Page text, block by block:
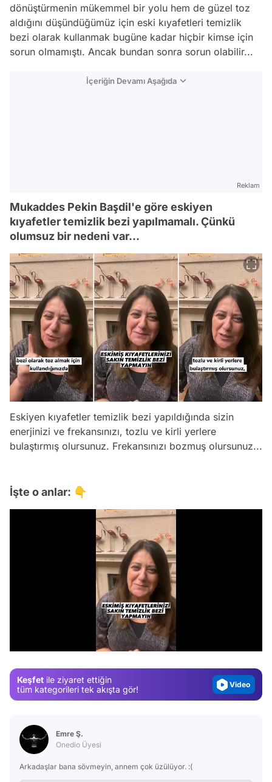
dönüştürmenin mükemmel bir yolu hem de güzel toz
aldığını düşündüğümüz için eski kıyafetleri temizlik
bezi olarak kullanmak bugüne kadar hiçbir kimse için
sorun olmamıştı. Ancak bundan sonra sorun olabilir...
İçeriğin Devamı Aşağıda
Reklam
Mukaddes Pekin Başdil'e göre eskiyen
kıyafetler temizlik bezi yapılmamalı. Çünkü
olumsuz bir nedeni var...
Eskiyen kıyafetler temizlik bezi yapıldığında sizin
enerjinizi ve frekansınızı, tozlu ve kirli yerlere
bulaştırmış olursunuz. Frekansınızı bozmuş olursunuz...
İşte o anlar: 👇
Keşfet ile ziyaret ettiğin
tüm kategorileri tek akışta gör!
Video
Emre Ş.
Onedio Üyesi
Arkadaşlar bana sövmeyin, annem çok üzülüyor. :(